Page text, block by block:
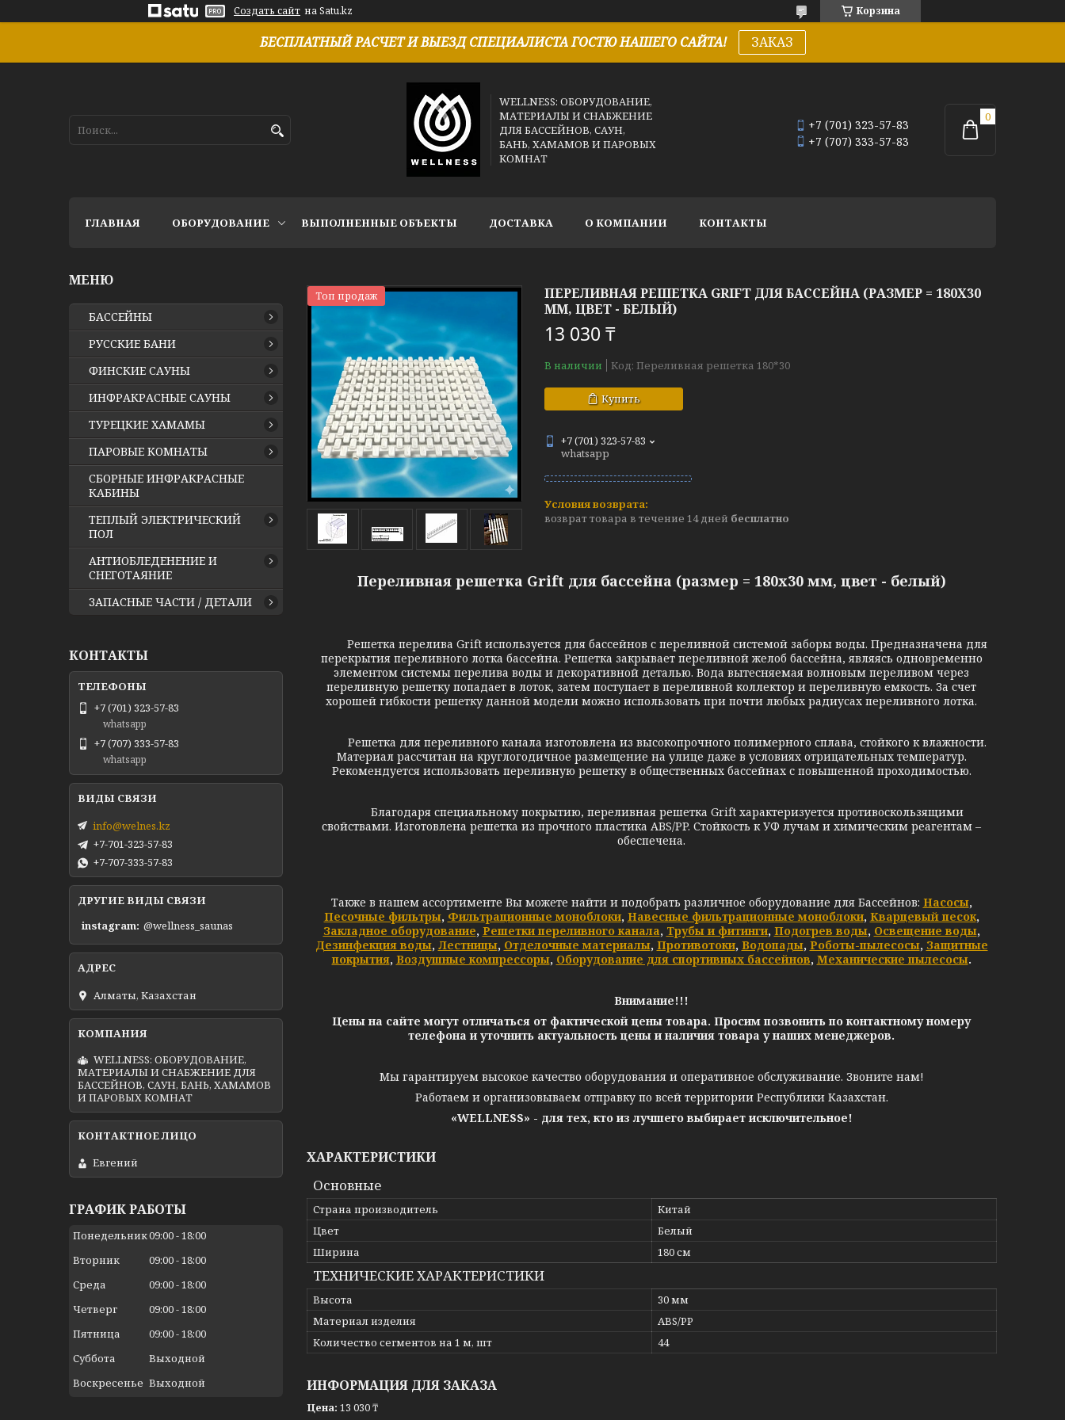
Создать сайт на Satu.kz Корзина
БЕСПЛАТНЫЙ РАСЧЕТ И ВЫЕЗД СПЕЦИАЛИСТА ГОСТЮ НАШЕГО САЙТА! ЗАКАЗ
WELLNESS: ОБОРУДОВАНИЕ,
МАТЕРИАЛЫ И СНАБЖЕНИЕ
ДЛЯ БАССЕЙНОВ, САУН,
БАНЬ, ХАМАМОВ И ПАРОВЫХ
КОМНАТ
+7 (701) 323-57-83
+7 (707) 333-57-83
ГЛАВНАЯ ОБОРУДОВАНИЕ ВЫПОЛНЕННЫЕ ОБЪЕКТЫ ДОСТАВКА О КОМПАНИИ КОНТАКТЫ
Топ продаж
ПЕРЕЛИВНАЯ РЕШЕТКА GRIFT ДЛЯ БАССЕЙНА (РАЗМЕР = 180Х30
ММ, ЦВЕТ - БЕЛЫЙ)
13 030 ₸
В наличии Код: Переливная решетка 180*30
Купить
+7 (701) 323-57-83
whatsapp
возврат товара в течение 14 дней бесплатно
Переливная решетка Grift для бассейна (размер = 180х30 мм, цвет - белый)
Решетка перелива Grift используется для бассейнов с переливной системой заборы воды. Предназначена для
перекрытия переливного лотка бассейна. Решетка закрывает переливной желоб бассейна, являясь одновременно
элементом системы перелива воды и декоративной деталью. Вода вытесняемая волновым переливом через
переливную решетку попадает в лоток, затем поступает в переливной коллектор и переливную емкость. За счет
хорошей гибкости решетку данной модели можно использовать при почти любых радиусах переливного лотка.
Решетка для переливного канала изготовлена из высокопрочного полимерного сплава, стойкого к влажности.
Материал рассчитан на круглогодичное размещение на улице даже в условиях отрицательных температур.
Рекомендуется использовать переливную решетку в общественных бассейнах с повышенной проходимостью.
Благодаря специальному покрытию, переливная решетка Grift характеризуется противоскользящими
свойствами. Изготовлена решетка из прочного пластика ABS/PP. Стойкость к УФ лучам и химическим реагентам –
обеспечена.
Также в нашем ассортименте Вы можете найти и подобрать различное оборудование для Бассейнов: Насосы,
Песочные фильтры, Фильтрационные моноблоки, Навесные фильтрационные моноблоки, Кварцевый песок,
Закладное оборудование, Решетки переливного канала, Трубы и фитинги, Подогрев воды, Освещение воды,
Дезинфекция воды, Лестницы, Отделочные материалы, Противотоки, Водопады, Роботы-пылесосы, Защитные
покрытия, Воздушные компрессоры, Оборудование для спортивных бассейнов, Механические пылесосы.
Внимание!!!
Цены на сайте могут отличаться от фактической цены товара. Просим позвонить по контактному номеру
телефона и уточнить актуальность цены и наличия товара у наших менеджеров.
Мы гарантируем высокое качество оборудования и оперативное обслуживание. Звоните нам!
Работаем и организовываем отправку по всей территории Республики Казахстан.
«WELLNESS» - для тех, кто из лучшего выбирает исключительное!
ХАРАКТЕРИСТИКИ
Основные
Страна производитель
Китай
Цвет
Белый
Ширина
180 см
ТЕХНИЧЕСКИЕ ХАРАКТЕРИСТИКИ
Высота
30 мм
Материал изделия
ABS/PP
Количество сегментов на 1 м, шт
44
ИНФОРМАЦИЯ ДЛЯ ЗАКАЗА
Цена: 13 030 ₸
БАССЕЙНЫ
РУССКИЕ БАНИ
ФИНСКИЕ САУНЫ
ИНФРАКРАСНЫЕ САУНЫ
ТУРЕЦКИЕ ХАМАМЫ
ПАРОВЫЕ КОМНАТЫ
СБОРНЫЕ ИНФРАКРАСНЫЕ
КАБИНЫ
ТЕПЛЫЙ ЭЛЕКТРИЧЕСКИЙ
ПОЛ
АНТИОБЛЕДЕНЕНИЕ И
СНЕГОТАЯНИЕ
ЗАПАСНЫЕ ЧАСТИ / ДЕТАЛИ
КОНТАКТЫ
+7 (701) 323-57-83
whatsapp
+7 (707) 333-57-83
whatsapp
info@welnes.kz
+7-701-323-57-83
+7-707-333-57-83
ДРУГИЕ ВИДЫ СВЯЗИ
instagram @wellness_saunas
Алматы, Казахстан
WELLNESS: ОБОРУДОВАНИЕ,
МАТЕРИАЛЫ И СНАБЖЕНИЕ ДЛЯ
БАССЕЙНОВ, САУН, БАНЬ, ХАМАМОВ
И ПАРОВЫХ КОМНАТ
Евгений
ГРАФИК РАБОТЫ
Понедельник09:00 18:00
Вторник
09:00 18:00
Среда
09:00 18:00
Четверг
09:00 18:00
Пятница
09:00 18:00
Суббота
Выходной
Воскресенье Выходной